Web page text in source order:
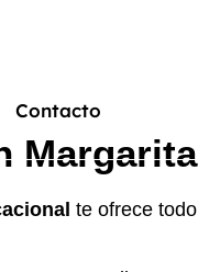
Contacto
Margarita
te ofrece todo